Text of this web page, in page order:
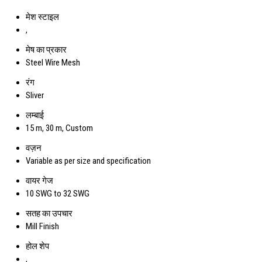
मेश स्टाइल
,
मेष का प्रकार
Steel Wire Mesh
रंग
Sliver
लम्बाई
15 m, 30 m, Custom
वज़न
Variable as per size and specification
वायर गेज
10 SWG to 32 SWG
सतह का उपचार
Mill Finish
होल शेप
,